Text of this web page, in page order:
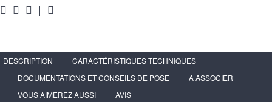
|
DESCRIPTION
CARACTÉRISTIQUES TECHNIQUES
DOCUMENTATIONS ET CONSEILS DE POSE
A ASSOCIER
VOUS AIMEREZ AUSSI
AVIS